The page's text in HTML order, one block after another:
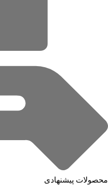
محصولات پیشنهادی